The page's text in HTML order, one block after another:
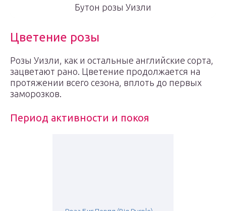
Бутон розы Уизли
Цветение розы
Розы Уизли, как и остальные английские сорта,
зацветают рано. Цветение продолжается на
протяжении всего сезона, вплоть до первых
заморозков.
Период активности и покоя